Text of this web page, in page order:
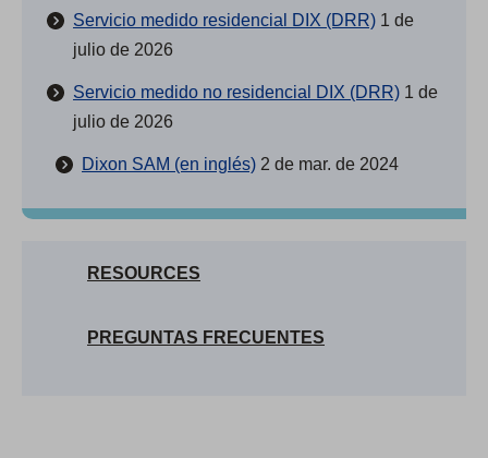
RESOURCES
PREGUNTAS FRECUENTES
Servicio medido residencial DIX (DRR) 1 de
julio de 2026
Servicio medido no residencial DIX (DRR) 1 de
julio de 2026
Dixon SAM (en inglés) 2 de mar. de 2024